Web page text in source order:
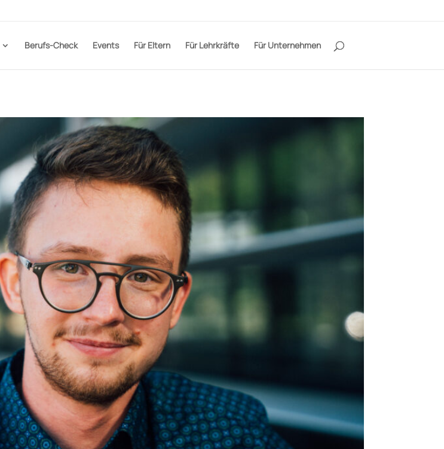
Berufs-Check Events Für Eltern Für Lehrkräfte Für Unternehmen